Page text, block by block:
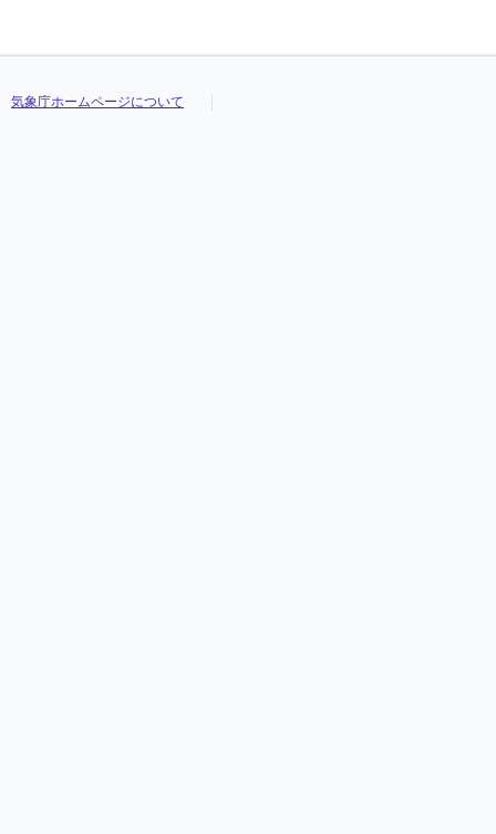
気象庁ホームページについて